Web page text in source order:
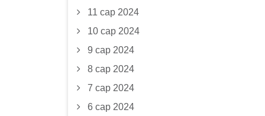
11 сар 2024
10 сар 2024
9 сар 2024
8 сар 2024
7 сар 2024
6 сар 2024